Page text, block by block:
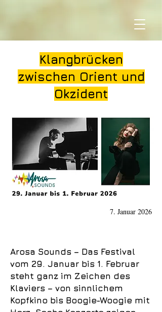
Klangbrücken
zwischen Orient und
Okzident
7. Januar 2026
Arosa Sounds – Das Festival
vom 29. Januar bis 1. Februar
steht ganz im Zeichen des
Klaviers – von sinnlichem
Kopfkino bis Boogie-Woogie mit